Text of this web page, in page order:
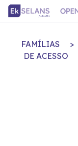
FAMÍLIAS >
DE ACESSO